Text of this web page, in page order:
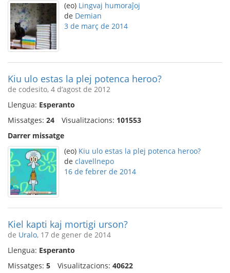
(eo) Lingvaj humoraĵoj
de Demian
3 de març de 2014
Kiu ulo estas la plej potenca heroo?
de codesito, 4 d’agost de 2012
Llengua: Esperanto
Missatges: 24 Visualitzacions: 101553
Darrer missatge
(eo) Kiu ulo estas la plej potenca heroo?
de clavellnepo
16 de febrer de 2014
Kiel kapti kaj mortigi urson?
de Uralo, 17 de gener de 2014
Llengua: Esperanto
Missatges: 5 Visualitzacions: 40622